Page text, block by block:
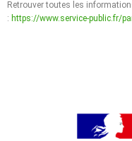
Retrouver toutes les
: https://www.service-public.fr/